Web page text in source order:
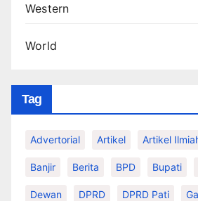
Western
World
Tag
Advertorial Artikel Artikel
Banjir Berita BPD Bupati
Dewan DPRD DPRD Pati